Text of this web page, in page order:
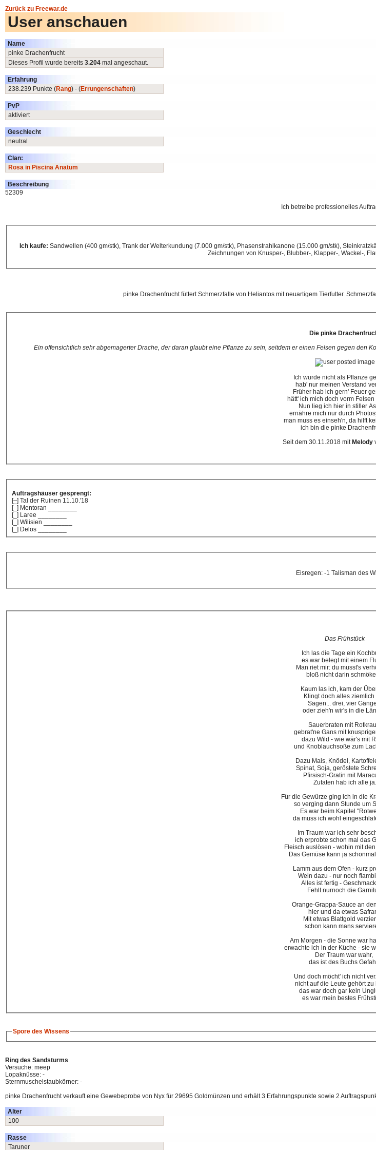
Zurück zu Freewar.de
User anschauen
Name
pinke Drachenfrucht
Dieses Profil wurde bereits 3.204 mal angeschaut.
Erfahrung
238.239 Punkte (Rang) - (Errungenschaften)
PvP
aktiviert
Geschlecht
neutral
Clan:
Rosa in Piscina Anatum
Beschreibung
52309
Ich betreibe professionelles
Ich kaufe: Sandwellen (400 gm/stk), Trank der Welterkundung (7.000 gm/stk), Phasenstrahlkanone (15.000 gm/stk),
Zeichnungen von Knusper-, Blubber-, Klapper-, Wackel-,
pinke Drachenfrucht füttert Schmerzfalle von Heliantos mit neuartigem Tierfutter.
Die pinke
Ein offensichtlich sehr abgemagerter Drache, der daran glaubt eine Pflanze zu sein, seitdem er einen Felsen gegen den
Ich wurde nicht als Pflanze
hab' nur meinen Verstand
Früher hab ich gern' Feuer
hätt' ich mich doch vorm Felsen
Nun lieg ich hier in stiller
ernähre mich nur durch
man muss es einseh'n, da hilft
ich bin die pinke
Seit dem 30.11.2018 mitMelody
Auftragshäuser gesprengt:
[_] Tal der Ruinen 11.10.'18
[_] Mentoran ________
[_] Laree ________
[_] Wilisien ________
[_] Delos ________
Eisregen: -1 Talisman des
Das Frühstück
Ich las die Tage ein
es war belegt mit einem
Man riet mir: du musst's
bloß nicht darin
Kaum las ich, kam der
Klingt doch alles ziemlich
Sagen... drei, vier
oder zieh'n wir's in die
Sauerbraten mit
gebrat'ne Gans mit
dazu Wild - wie wär's mit
und Knoblauchsoße zum
Dazu Mais, Knödel,
Spinat, Soja, geröstete
Pfirsisch-Gratin mit
Zutaten hab ich alle ja.
Für die Gewürze ging ich in die
so verging dann Stunde um
Es war beim Kapitel
da muss ich wohl
Im Traum war ich sehr
ich erprobte schon mal das
Fleisch auslösen - wohin mit
Das Gemüse kann ja
Lamm aus dem Ofen - kurz
Wein dazu - nur noch
Alles ist fertig -
Fehlt nurnoch die
Orange-Grappa-Sauce an
hier und da etwas
Mit etwas Blattgold
schon kann mans
Am Morgen - die Sonne war
erwachte ich in der Küche - sie
Der Traum war wahr,
das ist des Buchs
Und doch möcht' ich nicht
nicht auf die Leute gehört zu
das war doch gar kein
es war mein bestes
Spore des Wissens
Ring des Sandsturms
Versuche: meep
Lopaknüsse: -
Sternmuschelstaubkörner: -
pinke Drachenfrucht verkauft eine Gewebeprobe von Nyx für 29695 Goldmünzen und erhält 3 Erfahrungspunkte sowie 2
Alter
100
Rasse
Taruner